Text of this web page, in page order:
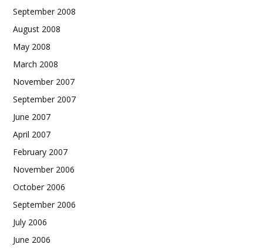
September 2008
August 2008
May 2008
March 2008
November 2007
September 2007
June 2007
April 2007
February 2007
November 2006
October 2006
September 2006
July 2006
June 2006